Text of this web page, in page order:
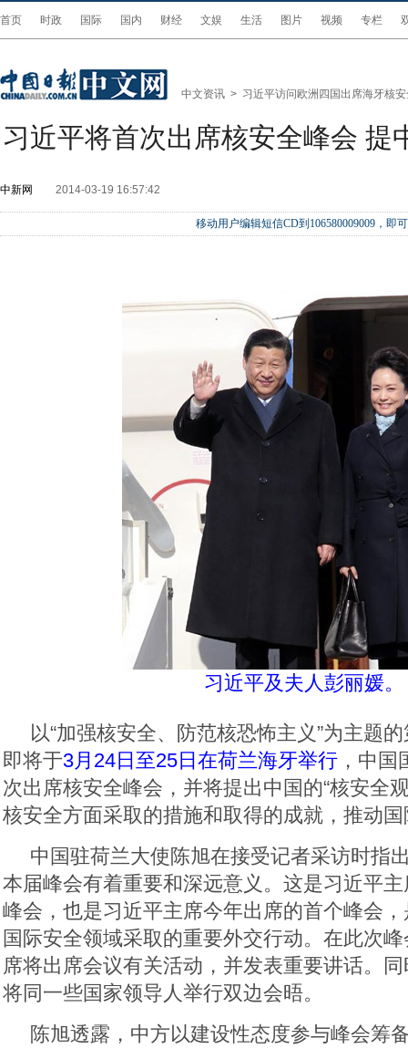
首页 时政 国际 国内 财经 文娱 生活 图片 视频 专栏
中文资讯 > 习近平访问欧洲四国出席海牙核
习近平将首次出席核安全峰会 提
中新网 2014-03-19 16:57:42
移动用户编辑短信CD到106580009009，即
习近平及夫人彭丽媛。
以“加强核安全、防范核恐怖主义”为主题
即将于3月24日至25日在荷兰海牙举行 ，中
次出席核安全峰会，并将提出中国的“核安全
核安全方面采取的措施和取得的成就，推动
中国驻荷兰大使陈旭在接受记者采访时指
本届峰会有着重要和深远意义。这是习近平
峰会，也是习近平主席今年出席的首个峰会
国际安全领域采取的重要外交行动。在此次
席将出席会议有关活动，并发表重要讲话。
将同一些国家领导人举行双边会晤。
陈旭透露，中方以建设性态度参与峰会筹